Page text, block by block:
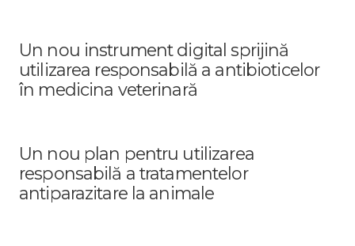
Un nou instrument digital sprijină
utilizarea responsabilă a antibioticelor
în medicina veterinară
Un nou plan pentru utilizarea
responsabilă a tratamentelor
antiparazitare la animale